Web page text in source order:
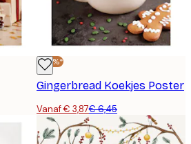
-40%*
Gingerbread Koekjes Poster
Vanaf € 3,87€ 6,45